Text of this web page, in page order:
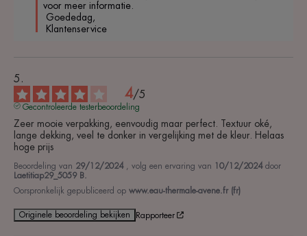
voor meer informatie.
Klantenservice
4/5
Gecontroleerde testerbeoordeling
Zeer mooie verpakking, eenvoudig maar perfect. Textuur oké,
lange dekking, veel te donker in vergelijking met de kleur. Helaas
hoge prijs
Beoordeling van 29/12/2024 , volg een ervaring van 10/12/2024 door
Laetitiap29_5059 B.
Oorspronkelijk gepubliceerd op www.eau-thermale-avene.fr (fr)
Originele beoordeling bekijken Rapporteer